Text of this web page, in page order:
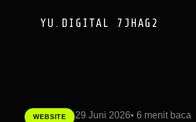
YU . DIGITAL STUDIO
✕
YU.DIGITAL STUDIO
WEBSITE 29 Juni 2026• 6 menit baca